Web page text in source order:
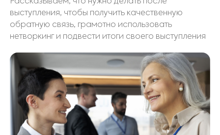
выступления, чтобы получить качественную
обратную связь, грамотно использовать
нетворкинг и подвести итоги своего выступления